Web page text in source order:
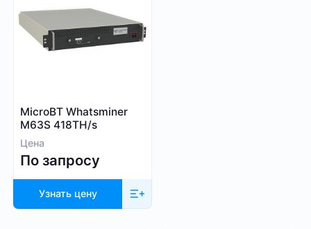
MicroBT Whatsminer
M63S 418TH/s
Цена
По запросу
Узнать цену